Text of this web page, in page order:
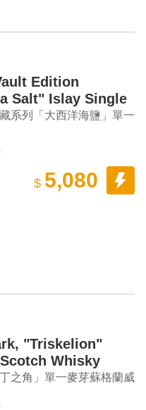
Edition
Salt" Islay Single
Whisky First
系列「大西洋海鹽」單一
$ 5,080
"Triskelion"
Whisky
之角」單一麥芽蘇格蘭威